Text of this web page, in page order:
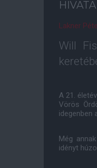
Lakner
Will
A 21.
Vörös
idegenben
Még
idényt